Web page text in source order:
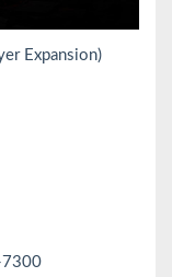
Expansion)
7300